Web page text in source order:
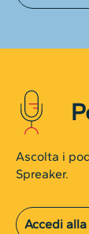
Ascolta i
Spreaker.
Accedi alla